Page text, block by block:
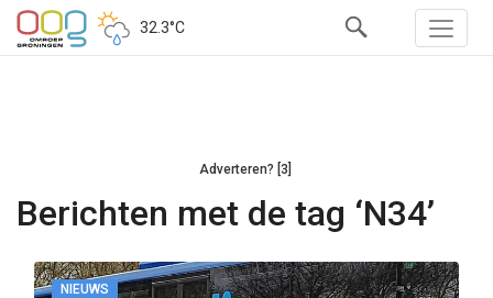
32.3°C
Adverteren? [3]
Berichten met de tag ‘N34’
NIEUWS